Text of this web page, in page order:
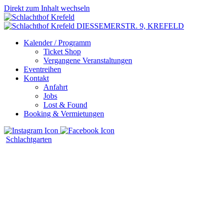
Direkt zum Inhalt wechseln
DIESSEMERSTR. 9, KREFELD
Kalender / Programm
Ticket Shop
Vergangene Veranstaltungen
Eventreihen
Kontakt
Anfahrt
Jobs
Lost & Found
Booking & Vermietungen
Schlachtgarten